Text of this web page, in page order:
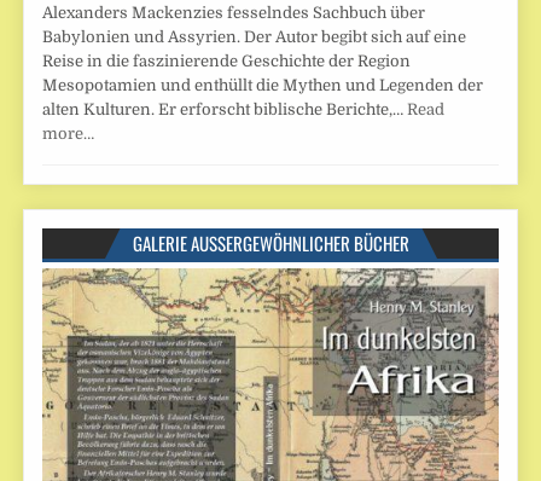
Alexanders Mackenzies fesselndes Sachbuch über
Babylonien und Assyrien. Der Autor begibt sich auf eine
Reise in die faszinierende Geschichte der Region
Mesopotamien und enthüllt die Mythen und Legenden der
alten Kulturen. Er erforscht biblische Berichte,…Read
more…
GALERIE AUSSERGEWÖHNLICHER BÜCHER